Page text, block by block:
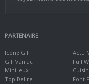
PARTENAIRE
Icone Gif
Gif Maniac
Mini Jeux
Top Delire
Actu
Full
Font